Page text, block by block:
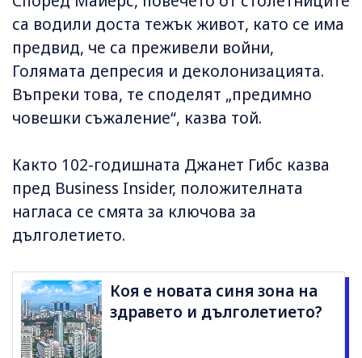
са водили доста тежък живот, като се има
предвид, че са преживели войни,
Голямата депресия и деколонизацията.
Въпреки това, те споделят „предимно
човешки съжаление“, казва той.
Както 102-годишната Джанет Гибс казва
пред Business Insider, положителната
нагласа се смята за ключова за
дълголетието.
Коя е новата синя зона на
здравето и дълголетието?